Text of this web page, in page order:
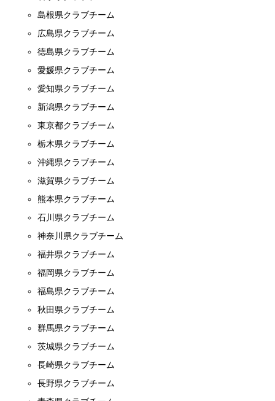
島根県クラブチーム
広島県クラブチーム
徳島県クラブチーム
愛媛県クラブチーム
愛知県クラブチーム
新潟県クラブチーム
東京都クラブチーム
栃木県クラブチーム
沖縄県クラブチーム
滋賀県クラブチーム
熊本県クラブチーム
石川県クラブチーム
神奈川県クラブチーム
福井県クラブチーム
福岡県クラブチーム
福島県クラブチーム
秋田県クラブチーム
群馬県クラブチーム
茨城県クラブチーム
長崎県クラブチーム
長野県クラブチーム